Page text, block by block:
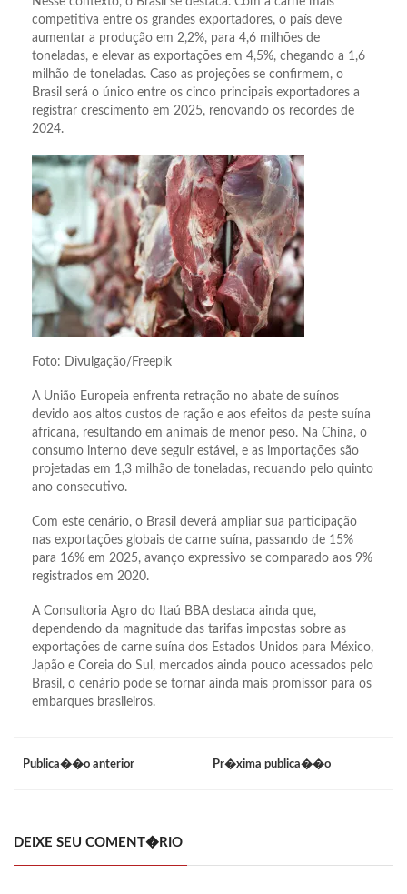
competitiva entre os grandes exportadores, o país deve
aumentar a produção em 2,2%, para 4,6 milhões de
toneladas, e elevar as exportações em 4,5%, chegando a 1,6
milhão de toneladas. Caso as projeções se confirmem, o
Brasil será o único entre os cinco principais exportadores a
registrar crescimento em 2025, renovando os recordes de
2024.
Foto: Divulgação/Freepik
A União Europeia enfrenta retração no abate de suínos
devido aos altos custos de ração e aos efeitos da peste suína
africana, resultando em animais de menor peso. Na China, o
consumo interno deve seguir estável, e as importações são
projetadas em 1,3 milhão de toneladas, recuando pelo quinto
ano consecutivo.
Com este cenário, o Brasil deverá ampliar sua participação
nas exportações globais de carne suína, passando de 15%
para 16% em 2025, avanço expressivo se comparado aos 9%
registrados em 2020.
A Consultoria Agro do Itaú BBA destaca ainda que,
dependendo da magnitude das tarifas impostas sobre as
exportações de carne suína dos Estados Unidos para México,
Japão e Coreia do Sul, mercados ainda pouco acessados pelo
Brasil, o cenário pode se tornar ainda mais promissor para os
embarques brasileiros.
Publica��o anterior Pr�xima publica��o
DEIXE SEU COMENT�RIO